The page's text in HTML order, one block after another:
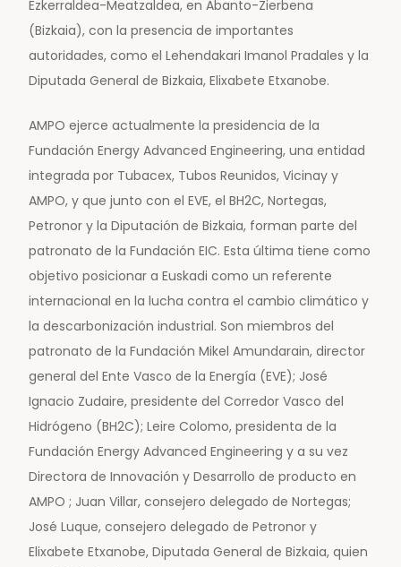
Ezkerraldea-Meatzaldea, en Abanto-Zierbena
(Bizkaia), con la presencia de importantes
autoridades, como el Lehendakari Imanol Pradales y la
Diputada General de Bizkaia, Elixabete Etxanobe.
AMPO ejerce actualmente la presidencia de la
Fundación Energy Advanced Engineering, una entidad
integrada por Tubacex, Tubos Reunidos, Vicinay y
AMPO, y que junto con el EVE, el BH2C, Nortegas,
Petronor y la Diputación de Bizkaia, forman parte del
patronato de la Fundación EIC. Esta última tiene como
objetivo posicionar a Euskadi como un referente
internacional en la lucha contra el cambio climático y
la descarbonización industrial. Son miembros del
patronato de la Fundación Mikel Amundarain, director
general del Ente Vasco de la Energía (EVE); José
Ignacio Zudaire, presidente del Corredor Vasco del
Hidrógeno (BH2C); Leire Colomo, presidenta de la
Fundación Energy Advanced Engineering y a su vez
Directora de Innovación y Desarrollo de producto en
AMPO ; Juan Villar, consejero delegado de Nortegas;
José Luque, consejero delegado de Petronor y
Elixabete Etxanobe, Diputada General de Bizkaia, quien